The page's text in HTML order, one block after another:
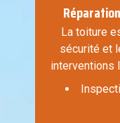
La toiture
sécurité et
interventions